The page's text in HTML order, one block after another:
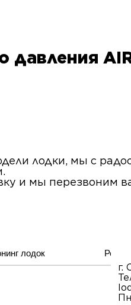
давления
лодки, мы с
и мы перезвоним
лодок
г.